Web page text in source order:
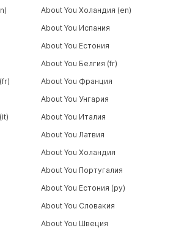
About You Холандия (en)
About You Испания
About You Естония
About You Белгия (fr)
About You Франция
About You Унгария
About You Италия
About You Латвия
About You Холандия
About You Португалия
About You Естония (ру)
About You Словакия
About You Швеция